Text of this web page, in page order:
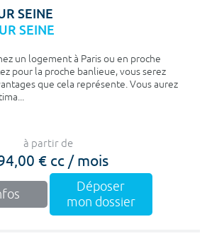
SEINE
SEINE
un logement à Paris ou en proche
pour la proche banlieue, vous serez
que cela représente. Vous aurez
à partir de
€ cc / mois
Déposer
mon dossier